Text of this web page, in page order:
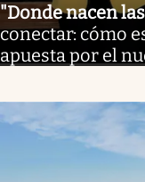
"Donde nacen
conectar: cómo
apuesta por el